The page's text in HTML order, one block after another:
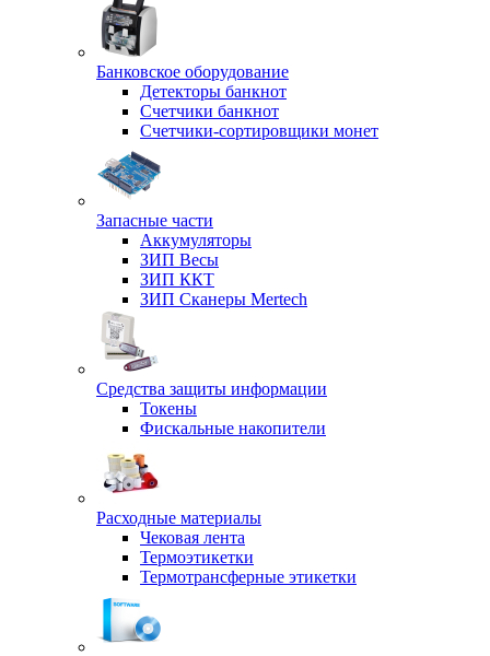
Банковское оборудование
Детекторы банкнот
Счетчики банкнот
Счетчики-сортировщики монет
Запасные части
Аккумуляторы
ЗИП Весы
ЗИП ККТ
ЗИП Сканеры Mertech
Средства защиты информации
Токены
Фискальные накопители
Расходные материалы
Чековая лента
Термоэтикетки
Термотрансферные этикетки